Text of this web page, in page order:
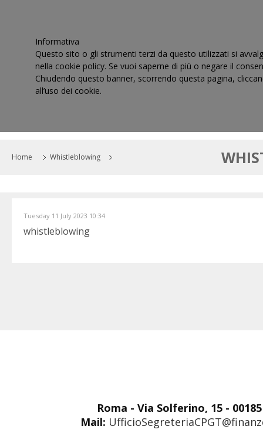
Home Whistleblowing
Tuesday 11 July 2023 10:34
whistleblowing
Roma - Via Solferino, 15 -
Mail:
Informativa
Questo sito o gli strumenti terzi da questo utilizzati si
nella cookie policy. Se vuoi saperne di più o negare il
Chiudendo questo banner, scorrendo questa pagina,
all’uso dei cookie.